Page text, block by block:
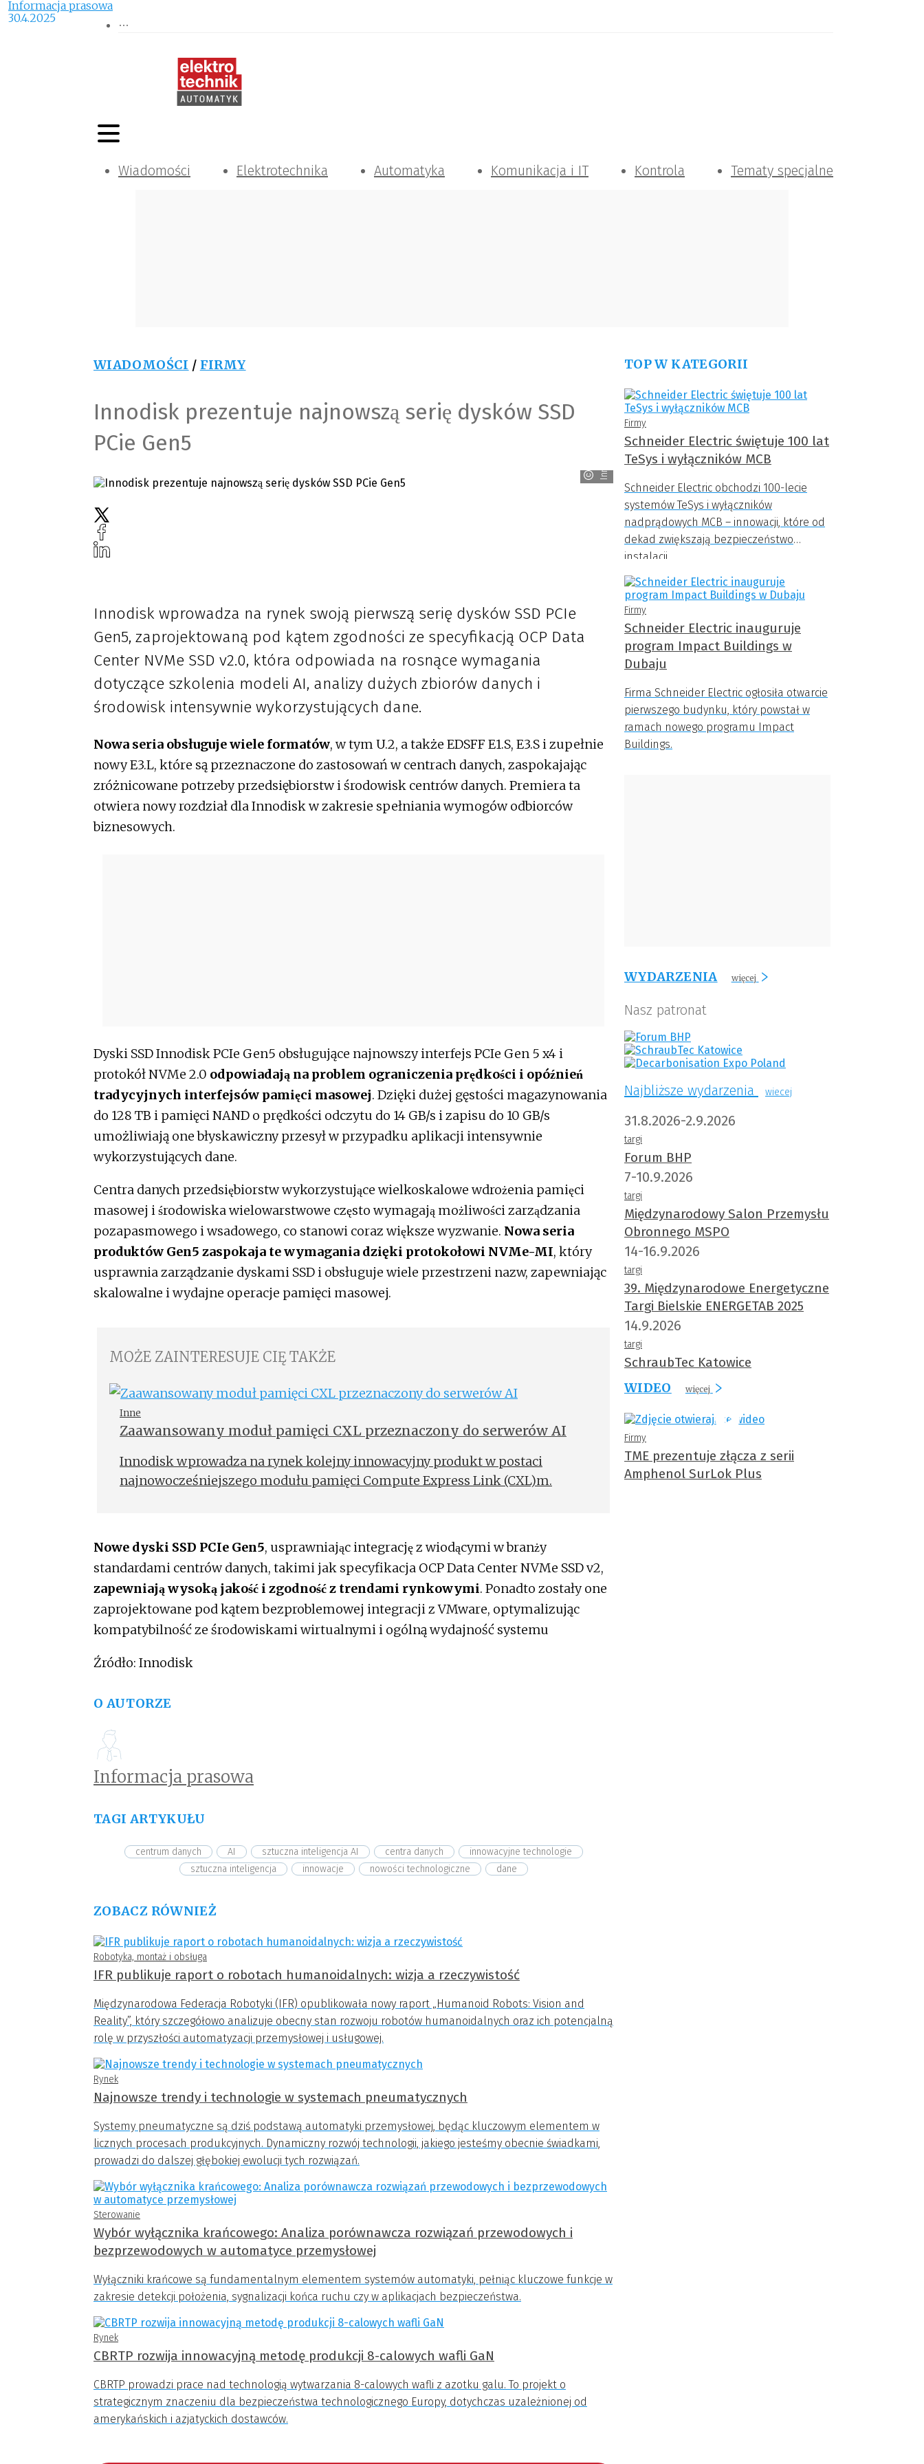
Wiadomości Elektrotechnika Automatyka Komunikacja i IT Kontrola Tematy specjalne
WIADOMOŚCI / FIRMY
Innodisk prezentuje najnowszą serię dysków SSD
PCie Gen5
Innodisk
Informacja prasowa
30.4.2025
Innodisk wprowadza na rynek swoją pierwszą serię dysków SSD PCIe
Gen5, zaprojektowaną pod kątem zgodności ze specyfikacją OCP Data
Center NVMe SSD v2.0, która odpowiada na rosnące wymagania
dotyczące szkolenia modeli AI, analizy dużych zbiorów danych i
środowisk intensywnie wykorzystujących dane.
Nowa seria obsługuje wiele formatów, w tym U.2, a także EDSFF E1.S, E3.S i zupełnie
nowy E3.L, które są przeznaczone do zastosowań w centrach danych, zaspokajając
zróżnicowane potrzeby przedsiębiorstw i środowisk centrów danych. Premiera ta
otwiera nowy rozdział dla Innodisk w zakresie spełniania wymogów odbiorców
biznesowych.
Dyski SSD Innodisk PCIe Gen5 obsługujące najnowszy interfejs PCIe Gen 5 x4 i
protokół NVMe 2.0 odpowiadają na problem ograniczenia prędkości i opóźnień
tradycyjnych interfejsów pamięci masowej. Dzięki dużej gęstości magazynowania
do 128 TB i pamięci NAND o prędkości odczytu do 14 GB/s i zapisu do 10 GB/s
umożliwiają one błyskawiczny przesył w przypadku aplikacji intensywnie
wykorzystujących dane.
Centra danych przedsiębiorstw wykorzystujące wielkoskalowe wdrożenia pamięci
masowej i środowiska wielowarstwowe często wymagają możliwości zarządzania
pozapasmowego i wsadowego, co stanowi coraz większe wyzwanie. Nowa seria
produktów Gen5 zaspokaja te wymagania dzięki protokołowi NVMe-MI, który
usprawnia zarządzanie dyskami SSD i obsługuje wiele przestrzeni nazw, zapewniając
skalowalne i wydajne operacje pamięci masowej.
MOŻE ZAINTERESUJE CIĘ TAKŻE
Inne
Zaawansowany moduł pamięci CXL przeznaczony do serwerów AI
Innodisk wprowadza na rynek kolejny innowacyjny produkt w postaci
najnowocześniejszego modułu pamięci Compute Express Link (CXL)m.
Nowe dyski SSD PCIe Gen5, usprawniając integrację z wiodącymi w branży
standardami centrów danych, takimi jak specyfikacja OCP Data Center NVMe SSD v2,
zapewniają wysoką jakość i zgodność z trendami rynkowymi. Ponadto zostały one
zaprojektowane pod kątem bezproblemowej integracji z VMware, optymalizując
kompatybilność ze środowiskami wirtualnymi i ogólną wydajność systemu
Źródło: Innodisk
O AUTORZE
Informacja prasowa
TAGI ARTYKUŁU
centrum danych AI sztuczna inteligencja AI centra danych
innowacyjne technologie
sztuczna inteligencja
innowacje nowości technologiczne dane
ZOBACZ RÓWNIEŻ
Robotyka, montaż i obsługa
IFR publikuje raport o robotach humanoidalnych: wizja a rzeczywistość
Międzynarodowa Federacja Robotyki (IFR) opublikowała nowy raport „Humanoid Robots: Vision and
Reality”, który szczegółowo analizuje obecny stan rozwoju robotów humanoidalnych oraz ich potencjalną
rolę w przyszłości automatyzacji przemysłowej i usługowej.
Rynek
Najnowsze trendy i technologie w systemach pneumatycznych
Systemy pneumatyczne są dziś podstawą automatyki przemysłowej, będąc kluczowym elementem w
licznych procesach produkcyjnych. Dynamiczny rozwój technologii, jakiego jesteśmy obecnie świadkami,
prowadzi do dalszej głębokiej ewolucji tych rozwiązań.
Sterowanie
Wybór wyłącznika krańcowego: Analiza porównawcza rozwiązań przewodowych i
bezprzewodowych w automatyce przemysłowej
Wyłączniki krańcowe są fundamentalnym elementem systemów automatyki, pełniąc kluczowe funkcje w
zakresie detekcji położenia, sygnalizacji końca ruchu czy w aplikacjach bezpieczeństwa.
Rynek
CBRTP rozwija innowacyjną metodę produkcji 8-calowych wafli GaN
CBRTP prowadzi prace nad technologią wytwarzania 8-calowych wafli z azotku galu. To projekt o
strategicznym znaczeniu dla bezpieczeństwa technologicznego Europy, dotychczas uzależnionej od
amerykańskich i azjatyckich dostawców.
TOP W KATEGORII
Firmy
Schneider Electric świętuje 100 lat
TeSys i wyłączników MCB
Schneider Electric obchodzi 100-lecie
systemów TeSys i wyłączników
nadprądowych MCB – innowacji, które od
dekad zwiększają bezpieczeństwo
instalacji.
Firmy
Schneider Electric inauguruje
program Impact Buildings w
Dubaju
Firma Schneider Electric ogłosiła otwarcie
pierwszego budynku, który powstał w
ramach nowego programu Impact
Buildings.
WYDARZENIA więcej
Nasz patronat
Najbliższe wydarzenia wiecej
31.8.2026-2.9.2026
targi
Forum BHP
7-10.9.2026
targi
Międzynarodowy Salon Przemysłu
Obronnego MSPO
14-16.9.2026
targi
39. Międzynarodowe Energetyczne
Targi Bielskie ENERGETAB 2025
14.9.2026
targi
SchraubTec Katowice
WIDEO
więcej
Firmy
TME prezentuje złącza z serii
Amphenol SurLok Plus